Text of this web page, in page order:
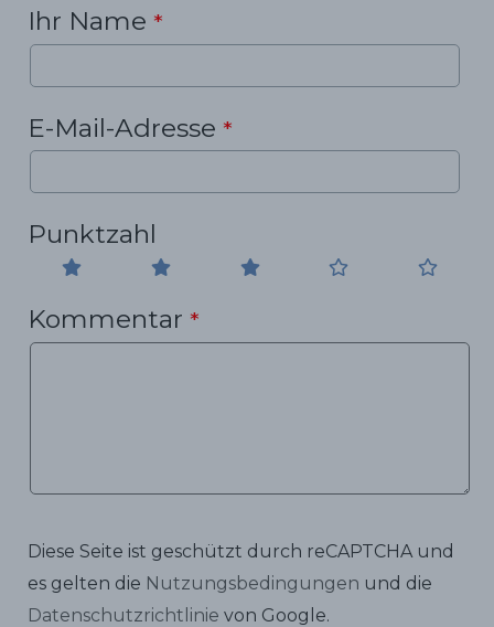
Ihr Name *
E-Mail-Adresse *
Punktzahl
Kommentar *
Diese Seite ist geschützt durch reCAPTCHA und
es gelten die Nutzungsbedingungen und die
Datenschutzrichtlinie von Google.